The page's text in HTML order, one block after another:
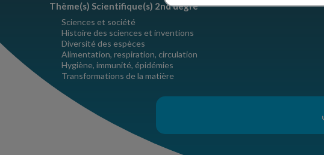
Thème(s) Scientifique(s) 2nd degré
Sciences et société
Histoire des sciences et inventions
Diversité des espèces
Alimentation, respiration, circulation
Hygiène, immunité, épidémies
Transformations de la matière